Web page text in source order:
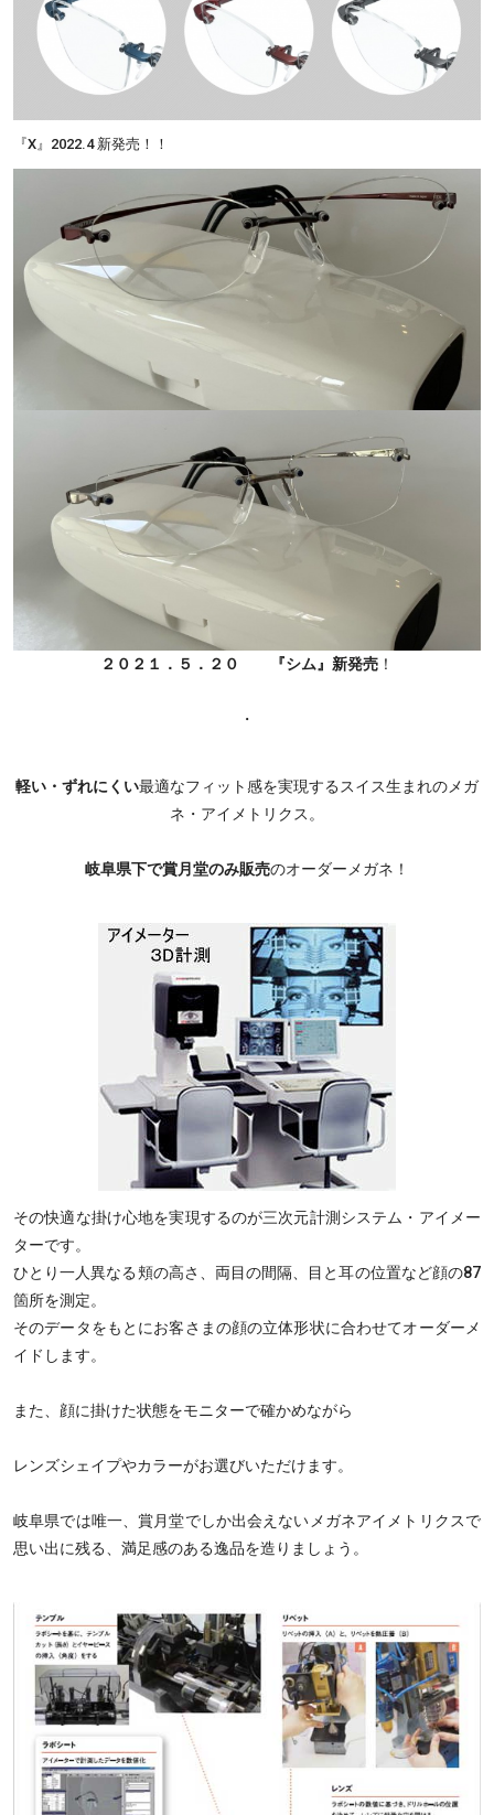
『X』2022.4 新発売！！
２０２１．５．２０ 『シム』新発売 ！
・
軽い・ずれにくい最適なフィット感を実現するスイス生まれのメガ
ネ・アイメトリクス。
岐阜県下で賞月堂のみ販売のオーダーメガネ！
その快適な掛け心地を実現するのが三次元計測システム・アイメー
ターです。
ひとり一人異なる頬の高さ、両目の間隔、目と耳の位置など顔の87
箇所を測定。
そのデータをもとにお客さまの顔の立体形状に合わせてオーダーメ
イドします。
また、顔に掛けた状態をモニターで確かめながら
レンズシェイプやカラーがお選びいただけます。
岐阜県では唯一、賞月堂でしか出会えないメガネアイメトリクスで
思い出に残る、満足感のある逸品を造りましょう。